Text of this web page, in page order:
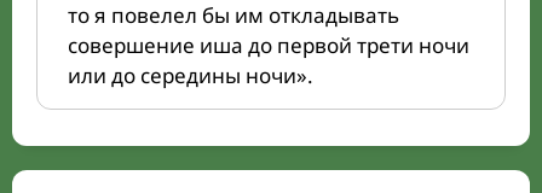
то я повелел бы им откладывать
совершение иша до первой трети ночи
или до середины ночи».